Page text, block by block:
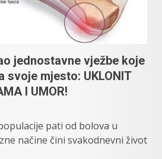
jednostavne vježbe koje
mjesto: UKLONIT
I UMOR!
pati od bolova u
načine čini svakodnevni život